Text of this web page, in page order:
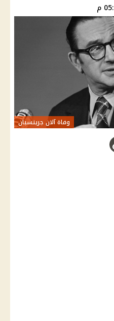
وفاة آلان جرينسبان